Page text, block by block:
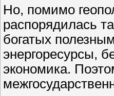
Но, помимо
распорядилась
богатых
энергоресурсы,
экономика.